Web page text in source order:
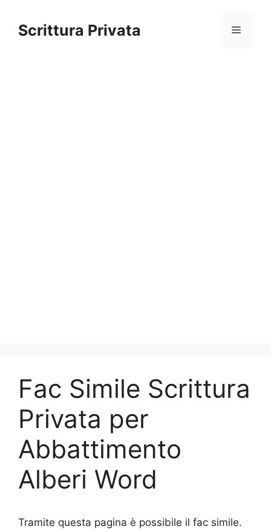
contenuto
Scrittura Privata Menu
Fac Simile Scrittura
Privata per
Abbattimento
Alberi Word
Tramite questa pagina è possibile il fac simile.